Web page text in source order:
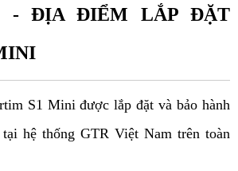
- ĐỊA ĐIỂM LẮP ĐẶT
S1 Mini được lắp đặt và bảo hành
hệ thống GTR Việt Nam trên toàn